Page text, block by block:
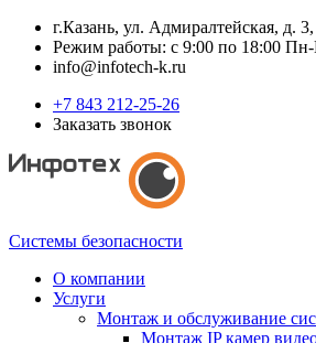
г.Казань, ул. Адмиралтейская, д.
Режим работы: с 9:00 по 18:00
info@infotech-k.ru
+7 843 212-25-26
Заказать звонок
Системы безопасности
О компании
Услуги
Монтаж и обслуживание
Монтаж IP камер